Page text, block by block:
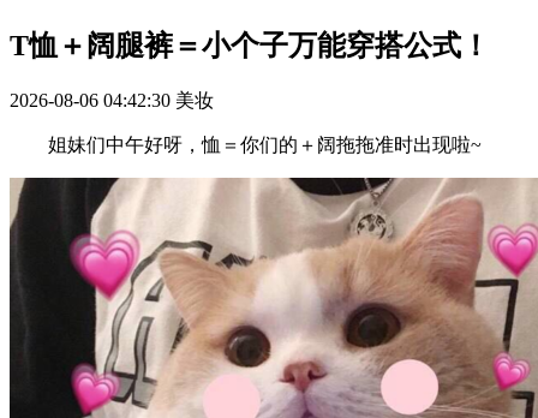
T恤＋阔腿裤＝小个子万能穿搭公式！
2026-08-06 04:42:30 美妆
姐妹们中午好呀，恤＝你们的＋阔拖拖准时出现啦~